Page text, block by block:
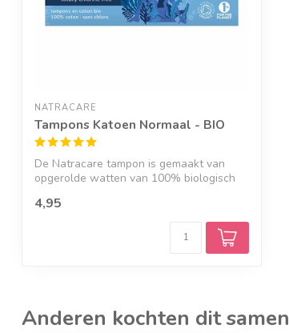
NATRACARE
Tampons Katoen Normaal - BIO
De Natracare tampon is gemaakt van
opgerolde watten van 100% biologisch
4,95
Anderen kochten dit samen